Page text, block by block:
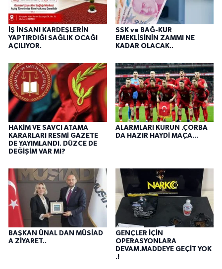
İŞ İNSANI KARDEŞLERİN
YAPTIRDIĞI SAĞLIK OCAĞI
AÇILIYOR.
SSK ve BAĞ-KUR
EMEKLİSİNİN ZAMMI NE
KADAR OLACAK..
HAKİM VE SAVCI ATAMA
KARARLARI RESMİ GAZETE
DE YAYIMLANDI. DÜZCE DE
DEĞİŞİM VAR MI?
ALARMLARI KURUN .ÇORBA
DA HAZIR HAYDİ MAÇA...
BAŞKAN ÜNAL DAN MÜSİAD
A ZİYARET..
GENÇLER İÇİN
OPERASYONLARA
DEVAM.MADDEYE GEÇİT YOK
.!